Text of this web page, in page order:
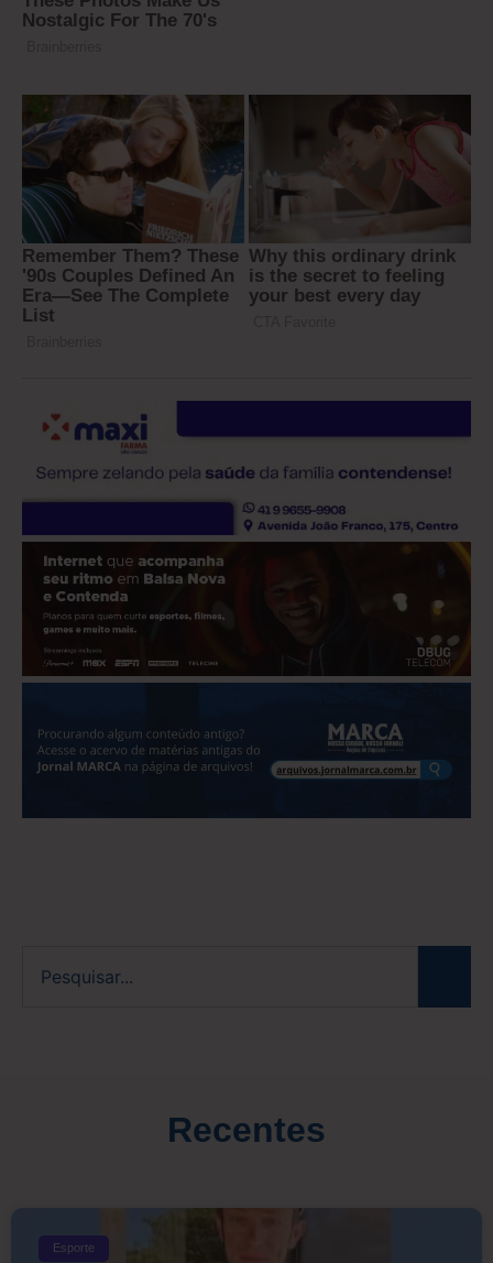
Recentes
Esporte